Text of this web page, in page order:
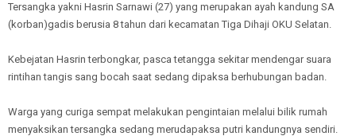
Tersangka yakni Hasrin Sarnawi (27) yang merupakan ayah kandung SA
(korban)gadis berusia 8 tahun dari kecamatan Tiga Dihaji OKU Selatan.
Kebejatan Hasrin terbongkar, pasca tetangga sekitar mendengar suara
rintihan tangis sang bocah saat sedang dipaksa berhubungan badan.
Warga yang curiga sempat melakukan pengintaian melalui bilik rumah
menyaksikan tersangka sedang merudapaksa putri kandungnya sendiri.